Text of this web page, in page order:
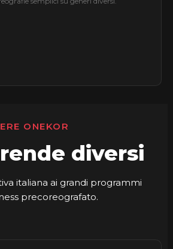
ONEKOR
diversi
italiana ai grandi programmi
precoreografato.